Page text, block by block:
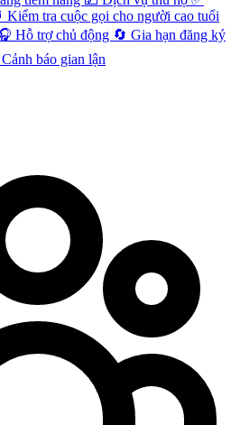
Kiểm tra cuộc gọi cho người cao tuổi
Hỗ trợ chủ động 🔄 Gia hạn đăng ký
Cảnh báo gian lận